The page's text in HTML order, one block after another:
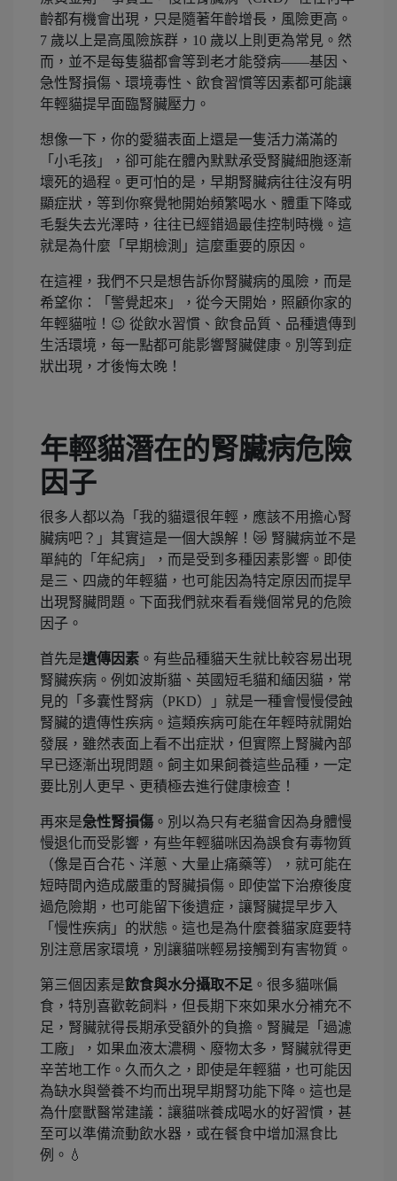
齡都有機會出現，只是隨著年齡增長，風險更高。
7 歲以上是高風險族群，10 歲以上則更為常見。然
而，並不是每隻貓都會等到老才能發病——基因、
急性腎損傷、環境毒性、飲食習慣等因素都可能讓
年輕貓提早面臨腎臟壓力。
想像一下，你的愛貓表面上還是一隻活力滿滿的
「小毛孩」，卻可能在體內默默承受腎臟細胞逐漸
壞死的過程。更可怕的是，早期腎臟病往往沒有明
顯症狀，等到你察覺牠開始頻繁喝水、體重下降或
毛髮失去光澤時，往往已經錯過最佳控制時機。這
就是為什麼「早期檢測」這麼重要的原因。
在這裡，我們不只是想告訴你腎臟病的風險，而是
希望你：「警覺起來」，從今天開始，照顧你家的
年輕貓啦！😉 從飲水習慣、飲食品質、品種遺傳到
生活環境，每一點都可能影響腎臟健康。別等到症
狀出現，才後悔太晚！
年輕貓潛在的腎臟病危險
因子
很多人都以為「我的貓還很年輕，應該不用擔心腎
臟病吧？」其實這是一個大誤解！😿 腎臟病並不是
單純的「年紀病」，而是受到多種因素影響。即使
是三、四歲的年輕貓，也可能因為特定原因而提早
出現腎臟問題。下面我們就來看看幾個常見的危險
因子。
首先是遺傳因素 。有些品種貓天生就比較容易出現
腎臟疾病。例如波斯貓、英國短毛貓和緬因貓，常
見的「多囊性腎病（PKD）」就是一種會慢慢侵蝕
腎臟的遺傳性疾病。這類疾病可能在年輕時就開始
發展，雖然表面上看不出症狀，但實際上腎臟內部
早已逐漸出現問題。飼主如果飼養這些品種，一定
要比別人更早、更積極去進行健康檢查！
再來是急性腎損傷 。別以為只有老貓會因為身體慢
慢退化而受影響，有些年輕貓咪因為誤食有毒物質
（像是百合花、洋蔥、大量止痛藥等），就可能在
短時間內造成嚴重的腎臟損傷。即使當下治療後度
過危險期，也可能留下後遺症，讓腎臟提早步入
「慢性疾病」的狀態。這也是為什麼養貓家庭要特
別注意居家環境，別讓貓咪輕易接觸到有害物質。
第三個因素是飲食與水分攝取不足 。很多貓咪偏
食，特別喜歡乾飼料，但長期下來如果水分補充不
足，腎臟就得長期承受額外的負擔。腎臟是「過濾
工廠」，如果血液太濃稠、廢物太多，腎臟就得更
辛苦地工作。久而久之，即使是年輕貓，也可能因
為缺水與營養不均而出現早期腎功能下降。這也是
為什麼獸醫常建議：讓貓咪養成喝水的好習慣，甚
至可以準備流動飲水器，或在餐食中增加濕食比
例。💧